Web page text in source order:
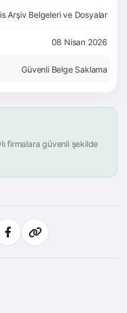
Arşiv Belgeleri ve Dosyalar
08 Nisan 2026
Güvenli Belge Saklama
firmalara güvenli şekilde